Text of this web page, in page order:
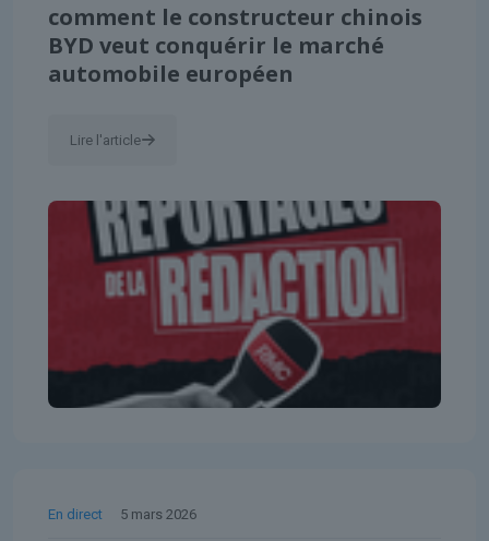
comment le constructeur chinois
BYD veut conquérir le marché
automobile européen
Lire l'article
En direct 5 mars 2026